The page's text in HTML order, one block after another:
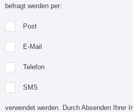
befragt werden per:
Post
E-Mail
Telefon
SMS
verwendet werden. Durch Absenden Ihrer